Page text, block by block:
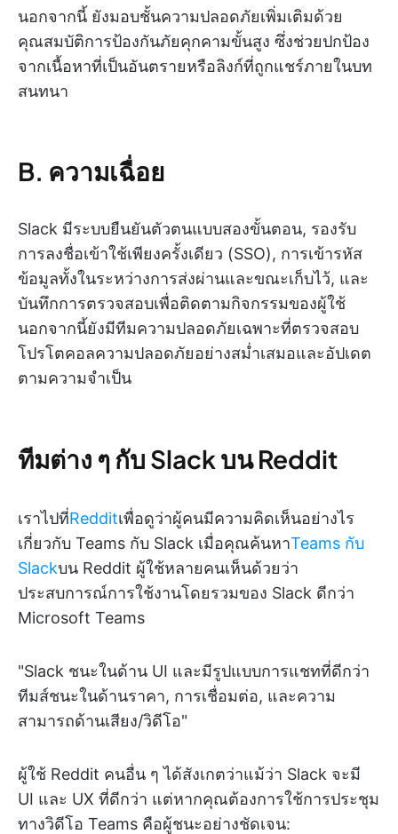
นอกจากนี้ ยังมอบชั้นความปลอดภัยเพิ่มเติมด้วย
คุณสมบัติการป้องกันภัยคุกคามขั้นสูง ซึ่งช่วยปกป้อง
จากเนื้อหาที่เป็นอันตรายหรือลิงก์ที่ถูกแชร์ภายในบท
สนทนา
B. ความเฉื่อย
Slack มีระบบยืนยันตัวตนแบบสองขั้นตอน, รองรับ
การลงชื่อเข้าใช้เพียงครั้งเดียว (SSO), การเข้ารหัส
ข้อมูลทั้งในระหว่างการส่งผ่านและขณะเก็บไว้, และ
บันทึกการตรวจสอบเพื่อติดตามกิจกรรมของผู้ใช้
นอกจากนี้ยังมีทีมความปลอดภัยเฉพาะที่ตรวจสอบ
โปรโตคอลความปลอดภัยอย่างสม่ำเสมอและอัปเดต
ตามความจำเป็น
ทีมต่าง ๆ กับ Slack บน Reddit
เราไปที่Redditเพื่อดูว่าผู้คนมีความคิดเห็นอย่างไร
เกี่ยวกับ Teams กับ Slack เมื่อคุณค้นหาTeams กับ
Slackบน Reddit ผู้ใช้หลายคนเห็นด้วยว่า
ประสบการณ์การใช้งานโดยรวมของ Slack ดีกว่า
Microsoft Teams
"Slack ชนะในด้าน UI และมีรูปแบบการแชทที่ดีกว่า
ทีมส์ชนะในด้านราคา, การเชื่อมต่อ, และความ
สามารถด้านเสียง/วิดีโอ"
ผู้ใช้ Reddit คนอื่น ๆ ได้สังเกตว่าแม้ว่า Slack จะมี
UI และ UX ที่ดีกว่า แต่หากคุณต้องการใช้การประชุม
ทางวิดีโอ Teams คือผู้ชนะอย่างชัดเจน: